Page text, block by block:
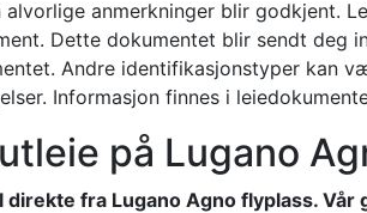
alvorlige anmerkninger blir godkjent.
Dette dokumentet blir sendt deg
Andre identifikasjonstyper kan
Informasjon finnes i
på Lugano
direkte fra Lugano Agno flyplass. Vår